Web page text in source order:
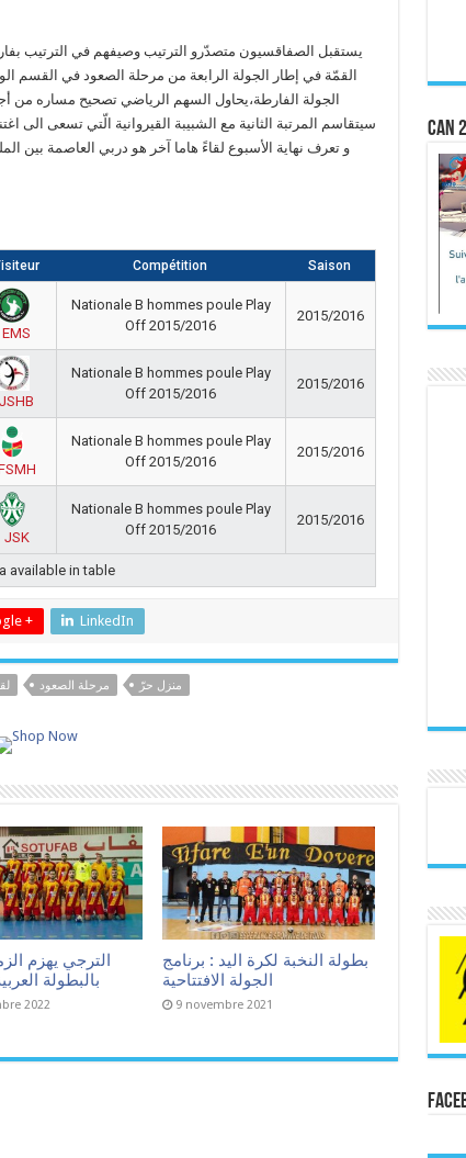
يستقبل الصفاقسيون متصدّرو الترتيب وصيفهم في الترتيب
الجولة الفارطة،يحاول السهم الرياضي تصحيح مساره من
سيتقاسم المرتبة الثانية مع الشبيبة القيروانية الّتي تسعى الى
و تعرف نهاية الأسبوع لقاءً هاما آخر هو دربي العاصمة بين
Compétition Saison
EMS
Nationale B hommes poule Play
Off 2015/2016
2015/2016
JSHB
Nationale B hommes poule Play
Off 2015/2016
2015/2016
Nationale B hommes poule Play
Off 2015/2016
2015/2016
JSK
Nationale B hommes poule Play
Off 2015/2016
2015/2016
available in table
+ LinkedIn
مرحلة الصعود منزل حرّ
الترجي يهزم
بالبطولة
2022
بطولة النخبة لكرة اليد : برنامج
الجولة الافتتاحية
9 novembre 2021
CAN